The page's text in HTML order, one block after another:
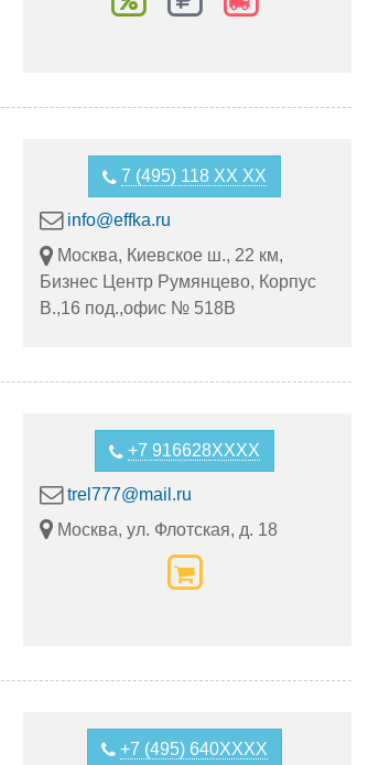
7 (495) 118 XX XX
info@effka.ru
Москва, Киевское ш., 22 км,
Бизнес Центр Румянцево, Корпус
В.,16 под.,офис № 518В
+7 916628XXXX
trel777@mail.ru
Москва, ул. Флотская, д. 18
+7 (495) 640XXXX